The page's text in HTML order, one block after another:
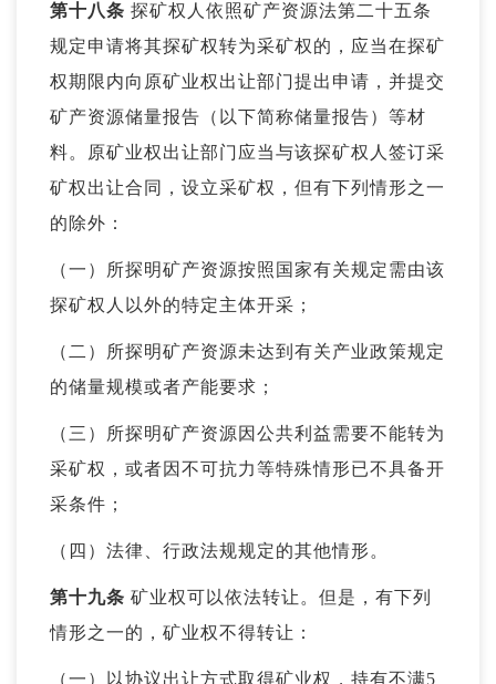
第十八条 探矿权人依照矿产资源法第二十五条
规定申请将其探矿权转为采矿权的，应当在探矿
权期限内向原矿业权出让部门提出申请，并提交
矿产资源储量报告（以下简称储量报告）等材
料。原矿业权出让部门应当与该探矿权人签订采
矿权出让合同，设立采矿权，但有下列情形之一
的除外：
（一）所探明矿产资源按照国家有关规定需由该
探矿权人以外的特定主体开采；
（二）所探明矿产资源未达到有关产业政策规定
的储量规模或者产能要求；
（三）所探明矿产资源因公共利益需要不能转为
采矿权，或者因不可抗力等特殊情形已不具备开
采条件；
（四）法律、行政法规规定的其他情形。
第十九条 矿业权可以依法转让。但是，有下列
情形之一的，矿业权不得转让：
（一）以协议出让方式取得矿业权，持有不满5